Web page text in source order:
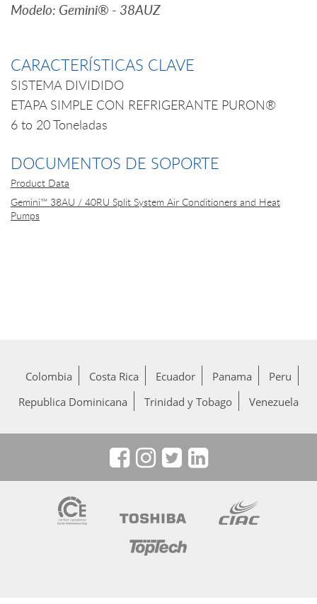
Modelo: Gemini® - 38AUZ
CARACTERÍSTICAS CLAVE
SISTEMA DIVIDIDO
ETAPA SIMPLE CON REFRIGERANTE PURON®
6 to 20 Toneladas
DOCUMENTOS DE SOPORTE
Product Data
Gemini™ 38AU / 40RU Split System Air Conditioners and Heat
Pumps
Colombia Costa Rica Ecuador Panama
Peru
Republica Dominicana
Trinidad y Tobago Venezuela